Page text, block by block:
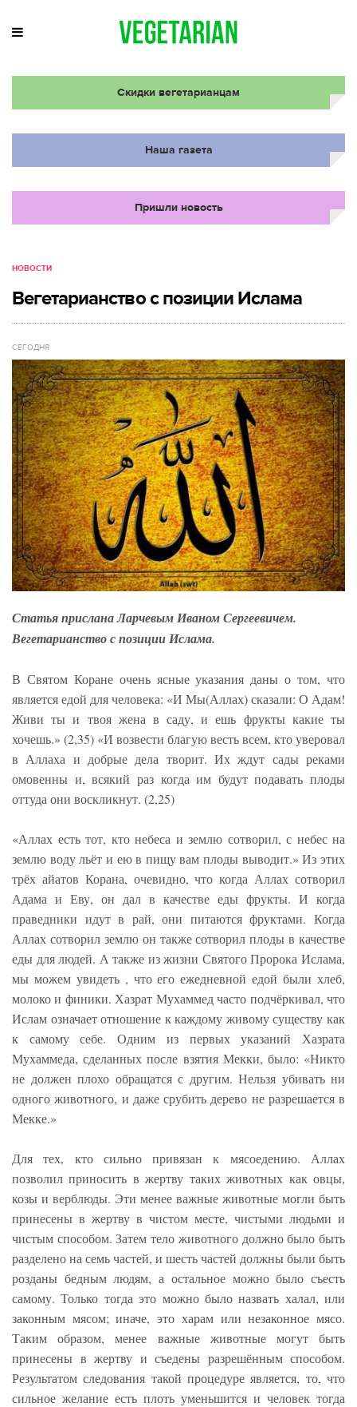
Скидки вегетарианцам
Наша газета
Пришли новость
НОВОСТИ
Вегетарианство с позиции Ислама
СЕГОДНЯ
Статья прислана Ларчевым Иваном Сергеевичем.
Вегетарианство с позиции Ислама.
В Святом Коране очень ясные указания даны о том, что
является едой для человека: «И Мы(Аллах) сказали: О Адам!
Живи ты и твоя жена в саду, и ешь фрукты какие ты
хочешь.» (2,35) «И возвести благую весть всем, кто уверовал
в Аллаха и добрые дела творит. Их ждут сады реками
омовенны и, всякий раз когда им будут подавать плоды
оттуда они воскликнут. (2,25)
«Аллах есть тот, кто небеса и землю сотворил, с небес на
землю воду льёт и ею в пищу вам плоды выводит.» Из этих
трёх айатов Корана, очевидно, что когда Аллах сотворил
Адама и Еву, он дал в качестве еды фрукты. И когда
праведники идут в рай, они питаются фруктами. Когда
Аллах сотворил землю он также сотворил плоды в качестве
еды для людей. А также из жизни Святого Пророка Ислама,
мы можем увидеть , что его ежедневной едой были хлеб,
молоко и финики. Хазрат Мухаммед часто подчёркивал, что
Ислам означает отношение к каждому живому существу как
к самому себе. Одним из первых указаний Хазрата
Мухаммеда, сделанных после взятия Мекки, было: «Никто
не должен плохо обращатся с другим. Нельзя убивать ни
одного животного, и даже срубить дерево не разрешается в
Мекке.»
Для тех, кто сильно привязан к мясоедению. Аллах
позволил приносить в жертву таких животных как овцы,
козы и верблюды. Эти менее важные животные могли быть
принесены в жертву в чистом месте, чистыми людьми и
чистым способом. Затем тело животного должно было быть
разделено на семь частей, и шесть частей должны были быть
розданы бедным людям, а остальное можно было съесть
самому. Только тогда это можно было назвать халал, или
законным мясом; иначе, это харам или незаконное мясо.
Таким образом, менее важные животные могут быть
принесены в жертву и съедены разрешённым способом.
Результатом следования такой процедуре является, то, что
сильное желание есть плоть уменьшится и человек тогда